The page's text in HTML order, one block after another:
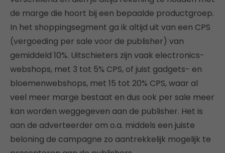
de marge die hoort bij een bepaalde productgroep.
In het shoppingsegment ga ik altijd uit van een CPS
(vergoeding per sale voor de publisher) van
gemiddeld 10%. Uitschieters zijn vaak electronics-
webshops, met 3 tot 5% CPS, of juist gadgets- en
bloemenwebshops, met 15 tot 20% CPS, waar al
veel meer marge bestaat en dus ook per sale meer
kan worden weggegeven aan de publisher. Het is
aan de adverteerder om o.a. middels een juiste
beloning de campagne zo aantrekkelijk mogelijk te